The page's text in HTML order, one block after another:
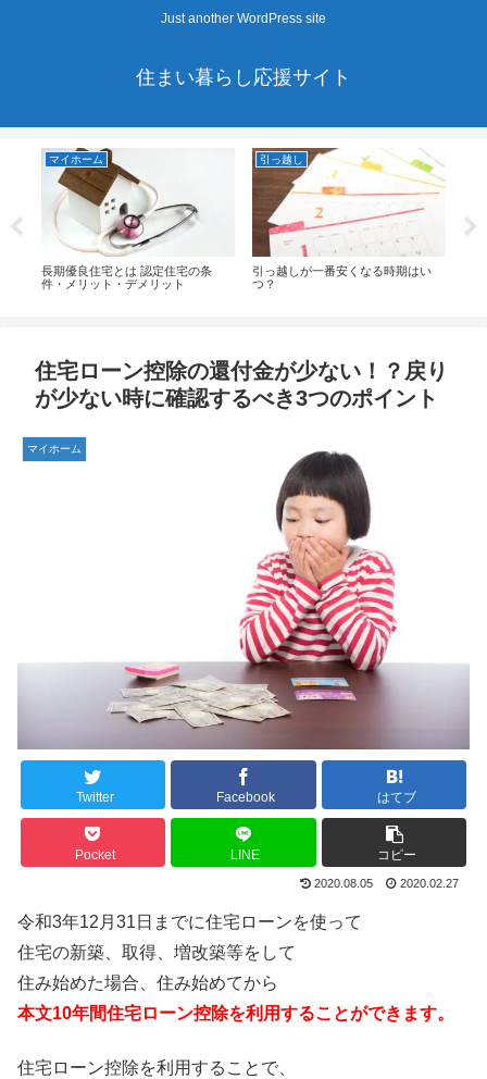
Just another WordPress site
住まい暮らし応援サイト
マイホーム
長期優良住宅とは 認定住宅の条
件・メリット・デメリット
引っ越し
引っ越しが一番安くなる時期はい
つ？
住宅ローン控除の還付金が少ない！？戻り
が少ない時に確認するべき3つのポイント
マイホーム
Twitter Facebook はてブ
Pocket LINE コピー
2020.08.05 2020.02.27
令和3年12月31日までに住宅ローンを使って
住宅の新築、取得、増改築等をして
住み始めた場合、住み始めてから
本文10年間住宅ローン控除を利用することができます。
住宅ローン控除を利用することで、